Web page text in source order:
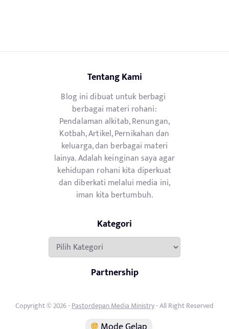
Tentang Kami
Blog ini dibuat untuk berbagi
berbagai materi rohani:
Pendalaman alkitab, Renungan,
Kotbah, Artikel, Pernikahan dan
keluarga, dan berbagai materi
lainya. Adalah keinginan saya agar
kehidupan rohani kita diperkuat
dan diberkati melalui media ini,
iman kita bertumbuh.
Kategori
Kategori
Partnership
Copyright © 2026 -Pastordepan Media Ministry- All Right Reserved